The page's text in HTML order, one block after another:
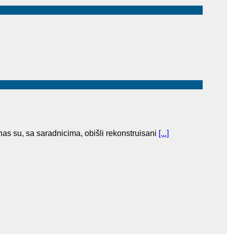
su, sa saradnicima, obišli rekonstruisani [...]